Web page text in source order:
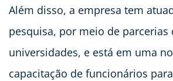
Além disso, a empresa tem
pesquisa, por meio de parcerias
universidades, e está em uma
capacitação de funcionários